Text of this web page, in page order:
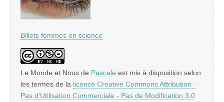
Billets femmes en science
Le Monde et Nous de Pascale est mis à disposition selon
les termes de la licence Creative Commons Attribution -
Pas d’Utilisation Commerciale - Pas de Modification 3.0